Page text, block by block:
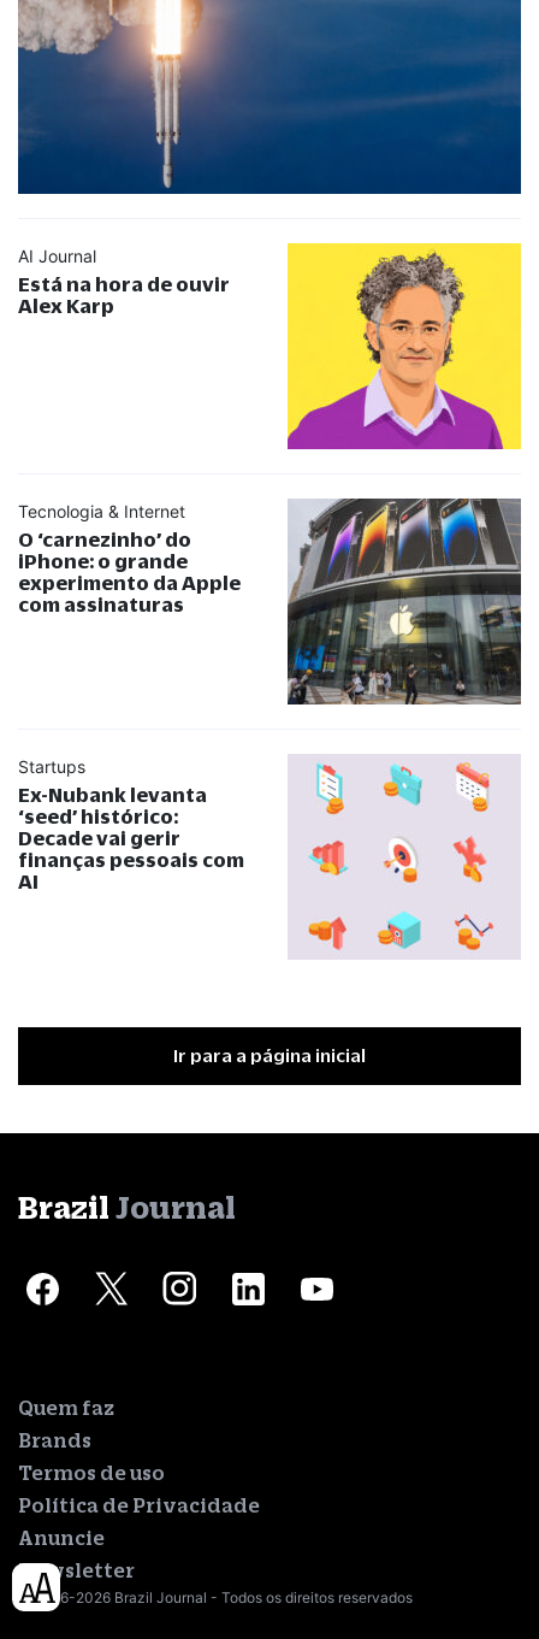
AI Journal
Está na hora de ouvir
Alex Karp
Tecnologia & Internet
O ‘carnezinho’ do
iPhone: o grande
experimento da Apple
com assinaturas
Startups
Ex-Nubank levanta
‘seed’ histórico:
Decade vai gerir
finanças pessoais com
AI
Ir para a página inicial
Brazil Journal
Quem faz
Brands
Termos de uso
Política de Privacidade
Anuncie
Newsletter
© 2016-2026 Brazil Journal - Todos os direitos reservados